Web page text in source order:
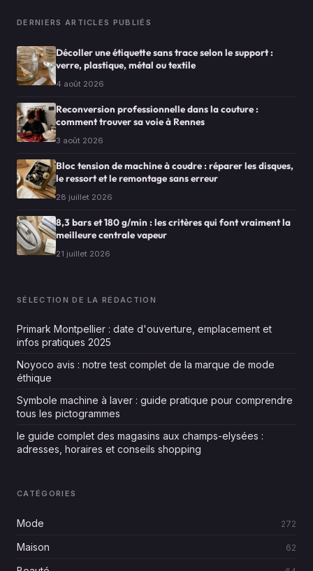
DERNIERS ARTICLES PUBLIÉS
Décoller une étiquette sans trace selon le support :
verre, plastique, métal ou textile
4 août 2026
Reconversion professionnelle dans la couture :
comment trouver sa voie à Rennes
3 août 2026
Bloc tension de machine à coudre : réparer les disques,
le ressort et le remontage sans erreur
28 juillet 2026
8,3 bars et 180 g/min : les critères qui font vraiment la
meilleure centrale vapeur
21 juillet 2026
SÉLECTION DE LA RÉDACTION
Primark Montpellier : date d'ouverture, emplacement et
infos pratiques 2025
Noyoco avis : notre test complet de la marque de mode
éthique
Symbole machine à laver : guide pratique pour comprendre
tous les pictogrammes
le guide complet des magasins aux champs-elysées :
adresses, horaires et conseils shopping
CATÉGORIES
Mode 272
Maison 62